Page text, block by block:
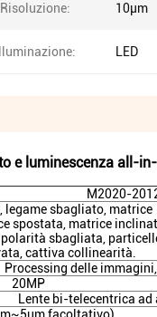
Risoluzione: 10μm
Illuminazione: LED
e luminescenza all-
M2020-
legame sbagliato, matrice
spostata, matrice
sbagliata,
cattiva collinearità.
Processing delle
20MP
Lente bi-telecentrica